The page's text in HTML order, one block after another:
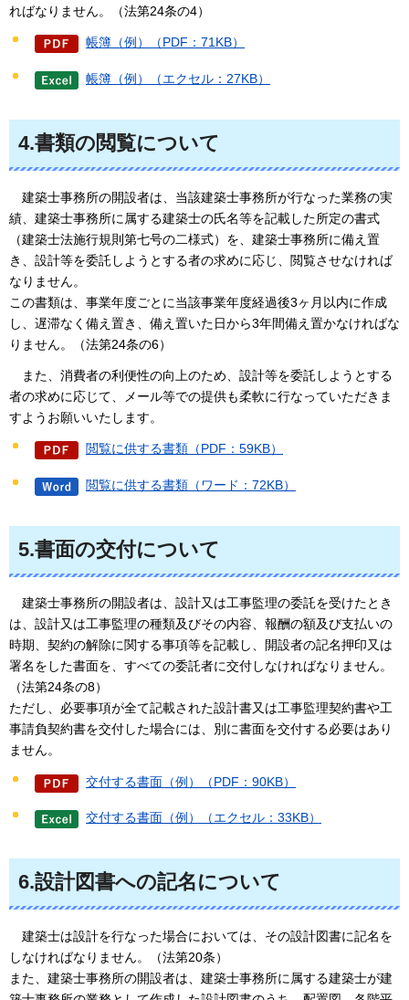
ればなりません。（法第24条の4）
帳簿（例）（PDF：71KB）
帳簿（例）（エクセル：27KB）
4.書類の閲覧について
建築士事務所の開設者は、当該建築士事務所が行なった業務の実
績、建築士事務所に属する建築士の氏名等を記載した所定の書式
（建築士法施行規則第七号の二様式）を、建築士事務所に備え置
き、設計等を委託しようとする者の求めに応じ、閲覧させなければ
なりません。
この書類は、事業年度ごとに当該事業年度経過後3ヶ月以内に作成
し、遅滞なく備え置き、備え置いた日から3年間備え置かなければな
りません。（法第24条の6）
また、消費者の利便性の向上のため、設計等を委託しようとする
者の求めに応じて、メール等での提供も柔軟に行なっていただきま
すようお願いいたします。
閲覧に供する書類（PDF：59KB）
閲覧に供する書類（ワード：72KB）
5.書面の交付について
建築士事務所の開設者は、設計又は工事監理の委託を受けたとき
は、設計又は工事監理の種類及びその内容、報酬の額及び支払いの
時期、契約の解除に関する事項等を記載し、開設者の記名押印又は
署名をした書面を、すべての委託者に交付しなければなりません。
（法第24条の8）
ただし、必要事項が全て記載された設計書又は工事監理契約書や工
事請負契約書を交付した場合には、別に書面を交付する必要はあり
ません。
交付する書面（例）（PDF：90KB）
交付する書面（例）（エクセル：33KB）
6.設計図書への記名について
建築士は設計を行なった場合においては、その設計図書に記名を
しなければなりません。（法第20条）
また、建築士事務所の開設者は、建築士事務所に属する建築士が建